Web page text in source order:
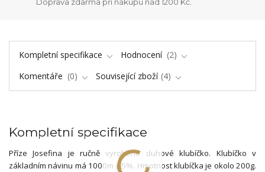
Kompletní specifikace Hodnocení
2
Komentáře
0 Související zboží 4
Kompletní specifikace
Příze Josefina je ručně vyrobené duhové klubíčko. Klubíčko v
základním návinu má 1000m ± 5%. Hmotnost klubíčka je okolo 200g.